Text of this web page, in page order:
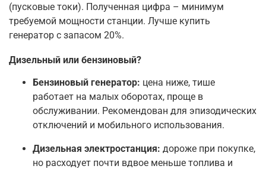
(пусковые токи). Полученная цифра – минимум
требуемой мощности станции. Лучше купить
генератор с запасом 20%.
Дизельный или бензиновый?
Бензиновый генератор: цена ниже, тише
работает на малых оборотах, проще в
обслуживании. Рекомендован для эпизодических
отключений и мобильного использования.
Дизельная электростанция: дороже при покупке,
но расходует почти вдвое меньше топлива и